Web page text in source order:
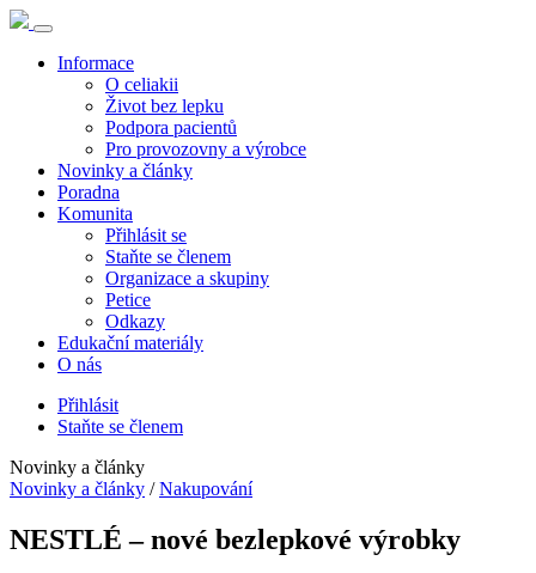
Informace
O celiakii
Život bez lepku
Podpora pacientů
Pro provozovny a výrobce
Novinky a články
Poradna
Komunita
Přihlásit se
Staňte se členem
Organizace a skupiny
Petice
Odkazy
Edukační materiály
O nás
Přihlásit
Staňte se členem
Novinky a články
Novinky a články / Nakupování
NESTLÉ – nové bezlepkové výrobky